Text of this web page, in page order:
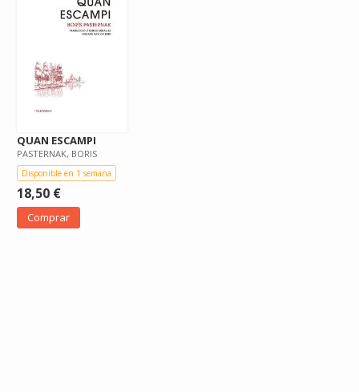
QUAN ESCAMPI
PASTERNAK, BORIS
Disponible en 1 semana
18,50 €
Comprar